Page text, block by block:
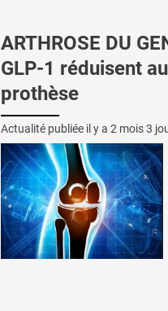
ARTHROSE DU
GLP-1 réduisent
prothèse
Actualité publiée il y a 2 mois 3